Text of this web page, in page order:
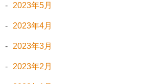
2023年5月
2023年4月
2023年3月
2023年2月